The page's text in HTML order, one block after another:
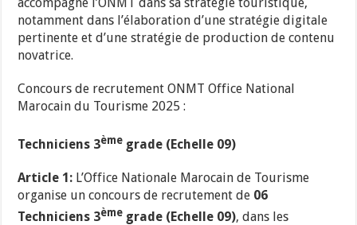
notamment dans l’élaboration d’une stratégie digitale
pertinente et d’une stratégie de production de contenu
novatrice.
Concours de recrutement ONMT Office National
Marocain du Tourisme 2025 :
Techniciens 3ème grade (Echelle 09)
Article 1: L’Office Nationale Marocain de Tourisme
organise un concours de recrutement de 06
Techniciens 3ème grade (Echelle 09), dans les